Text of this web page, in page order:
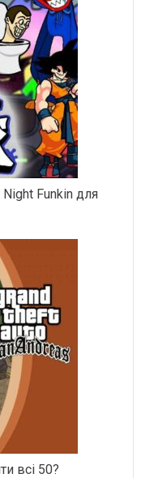
Funkin для
всі 50?